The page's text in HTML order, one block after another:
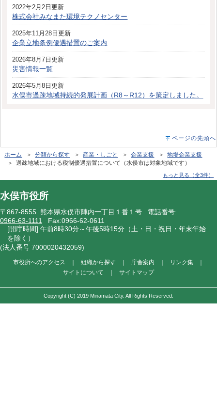
2022年2月2日更新
株式会社みなまた環境テクノセンター
2025年11月28日更新
企業立地条例優遇措置のご案内
2026年8月7日更新
災害情報一覧
2026年5月8日更新
水俣市過疎地域持続的発展計画（R8～R12）を策定しました。
ページの先頭へ
ホーム ＞分類から探す ＞ 産業・しごと ＞企業支援 ＞地場企業支援
＞ 過疎地域における税制優遇措置について（水俣市は対象地域です）
もっと見る（全3件）
水俣市役所
〒867-8555 熊本県水俣市陣内一丁目１番１号 電話番号:
0966-63-1111 Fax:0966-62-0611
[開庁時間] 午前8時30分～午後5時15分（土・日・祝日・年末年始
を除く）
(法人番号 7000020432059)
市役所へのアクセス 組織から探す 庁舎案内 リンク集
サイトについて
サイトマップ
Copyright (C) 2019 Minamata City. All Rights Reserved.